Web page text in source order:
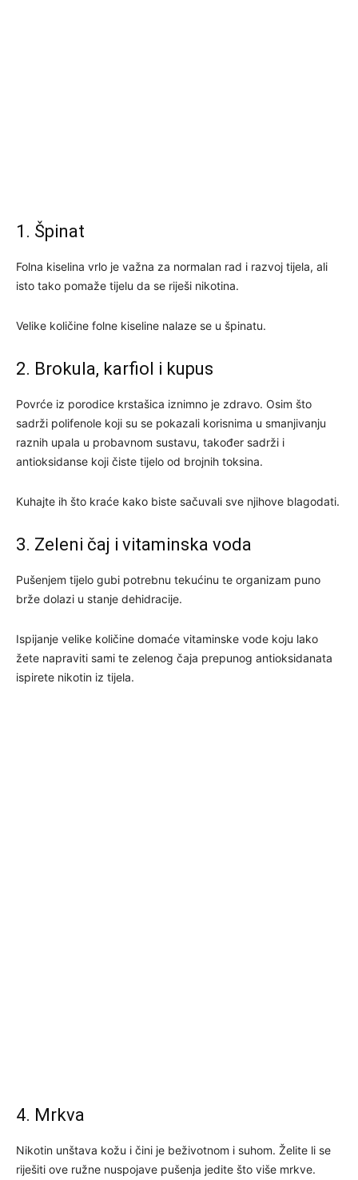
1. Špinat
Folna kiselina vrlo je važna za normalan rad i razvoj tijela, ali
isto tako pomaže tijelu da se riješi nikotina.
Velike količine folne kiseline nalaze se u špinatu.
2. Brokula, karfiol i kupus
Povrće iz porodice krstašica iznimno je zdravo. Osim što
sadrži polifenole koji su se pokazali korisnima u smanjivanju
raznih upala u probavnom sustavu, također sadrži i
antioksidanse koji čiste tijelo od brojnih toksina.
Kuhajte ih što kraće kako biste sačuvali sve njihove blagodati.
3. Zeleni čaj i vitaminska voda
Pušenjem tijelo gubi potrebnu tekućinu te organizam puno
brže dolazi u stanje dehidracije.
Ispijanje velike količine domaće vitaminske vode koju lako
žete napraviti sami te zelenog čaja prepunog antioksidanata
ispirete nikotin iz tijela.
4. Mrkva
Nikotin unštava kožu i čini je beživotnom i suhom. Želite li se
riješiti ove ružne nuspojave pušenja jedite što više mrkve.